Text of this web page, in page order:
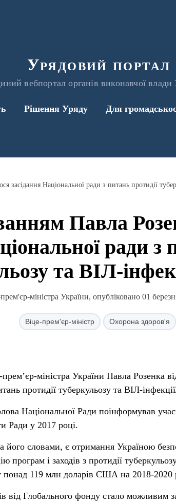
Урядовий портал
вебпортал органів виконавчої влади
Рішення Уряду Для
Павла
ради з
та ВІЛ-
міністра України, опубліковано 01
Віце-прем'єр-міністр Охорона здоров'я
міністра України Павла Розенка
протидії туберкульозу та ВІЛ-
Національної Ради поінформував
Ради у 2017 році.
його словами, є отримання Україною
програм і заходів з протидії
понад 119 млн доларів США на 2018-2020
від Глобального фонду стало можливим